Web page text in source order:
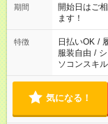
派遣法（日
業はご案内
期間
開始日はご
ます！
特徴 日払いOK /
服装自由 /
ソコンスキ
気になる！